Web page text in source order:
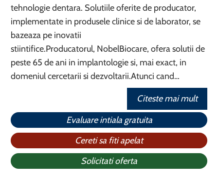
tehnologie dentara. Solutiile oferite de producator,
implementate in produsele clinice si de laborator, se
bazeaza pe inovatii
stiintifice.Producatorul, NobelBiocare, ofera solutii de
peste 65 de ani in implantologie si, mai exact, in
domeniul cercetarii si dezvoltarii.Atunci cand…
Citeste mai mult
Evaluare intiala gratuita
Cereti sa fiti apelat
Solicitati oferta